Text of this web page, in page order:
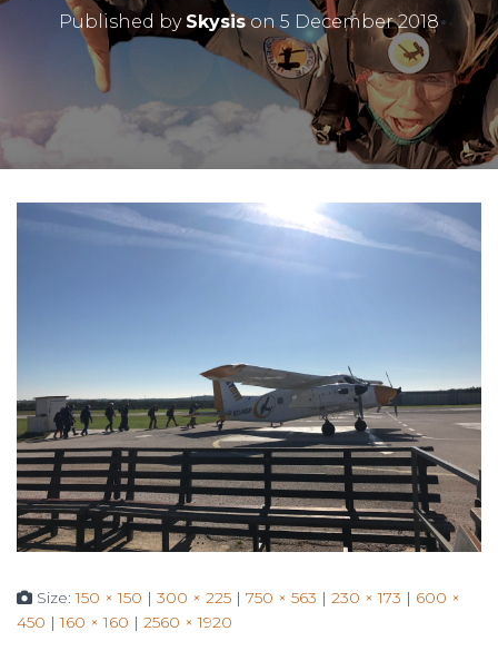
Published by Skysison 5 December 2018
Size:150 × 150 | 300 × 225 | 750 × 563 | 230 × 173 | 600 ×
450 | 160 × 160 | 2560 × 1920